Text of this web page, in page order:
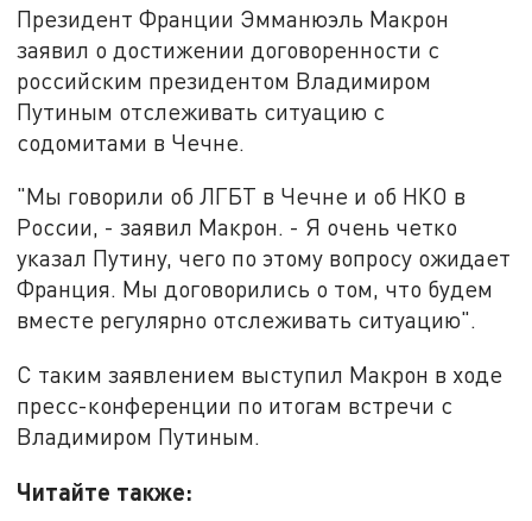
Президент Франции Эмманюэль Макрон
заявил о достижении договоренности с
российским президентом Владимиром
Путиным отслеживать ситуацию с
содомитами в Чечне.
"Мы говорили об ЛГБТ в Чечне и об НКО в
России, - заявил Макрон. - Я очень четко
указал Путину, чего по этому вопросу ожидает
Франция. Мы договорились о том, что будем
вместе регулярно отслеживать ситуацию".
С таким заявлением выступил Макрон в ходе
пресс-конференции по итогам встречи с
Владимиром Путиным.
Читайте также: